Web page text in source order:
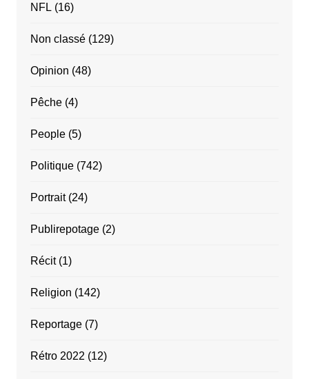
NFL (16)
Non classé(129)
Opinion (48)
Pêche(4)
People(5)
Politique(742)
Portrait(24)
Publirepotage(2)
Récit(1)
Religion (142)
Reportage(7)
Rétro 2022 (12)